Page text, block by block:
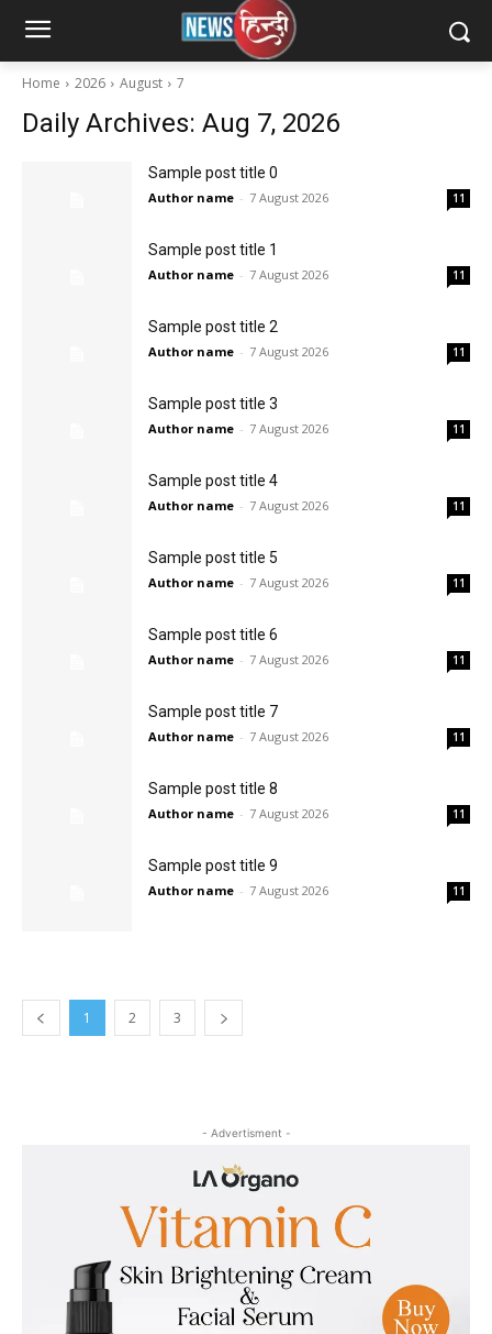
Home 2026 August 7
Daily Archives: Aug 7, 2026
Sample post title 0
Author name - 7 August 2026 11
Sample post title 1
Author name - 7 August 2026 11
Sample post title 2
Author name - 7 August 2026 11
Sample post title 3
Author name - 7 August 2026 11
Sample post title 4
Author name - 7 August 2026 11
Sample post title 5
Author name - 7 August 2026 11
Sample post title 6
Author name - 7 August 2026 11
Sample post title 7
Author name - 7 August 2026 11
Sample post title 8
Author name - 7 August 2026 11
Sample post title 9
Author name - 7 August 2026 11
1 2 3
- Advertisment -